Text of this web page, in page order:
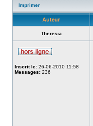
Imprimer
Auteur
Theresia
Inscrit le: 26-06-2010 11:58
Messages: 236